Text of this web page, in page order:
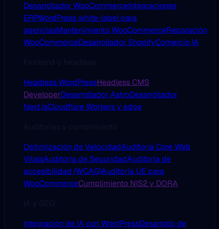
Desarrollador WooCommerceIntegraciones
ERPWordPress white-label para
agenciasMantenimiento WooCommerceReparación
WooCommerceDesarrollador ShopifyComercio IA
Headless WordPressHeadless CMS
DeveloperDesarrollador AstroDesarrollador
Next.jsCloudflare Workers y edge
Optimización de VelocidadAuditoría Core Web
VitalsAuditoría de SeguridadAuditoría de
accesibilidad (WCAG)Auditoría UE para
WooCommerceCumplimiento NIS2 y DORA
Integración de IA con WordPressDesarrollo de